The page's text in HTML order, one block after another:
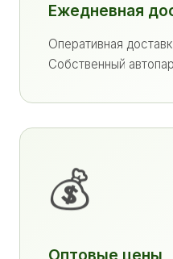
Ежедневная
Оперативная
Собственный
💰
Оптовые цены